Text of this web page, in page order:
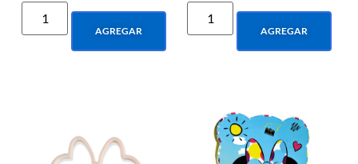
AGREGAR AGREGAR